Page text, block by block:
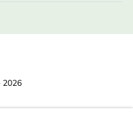
2026